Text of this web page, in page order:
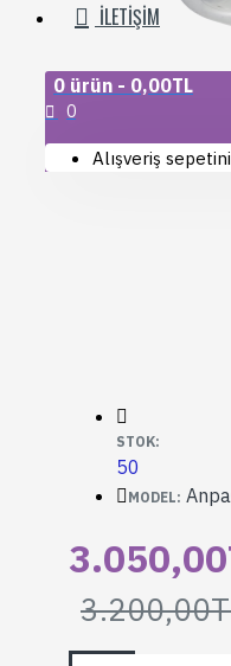
İLETIŞIM
0 ürün - 0,00TL
0
Alışveriş
STOK:
50
MODEL: